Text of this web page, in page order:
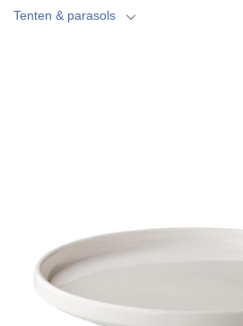
Tenten & parasols